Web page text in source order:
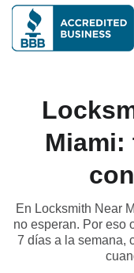
Miami:
En Locksmith Near
no esperan. Por eso
7 días a la semana,